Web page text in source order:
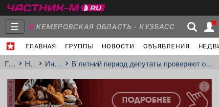
☰ КЕМЕРОВСКАЯ ОБЛАСТЬ - КУЗБАСС
ГЛАВНАЯ ГРУППЫ НОВОСТИ ОБЪЯВЛЕНИЯ
Главная
Группы
ГлавнаяНовостиИнформация В летний период депутаты проверяют организацию детского досуга в пришкольных и городских лагерях.
реклама